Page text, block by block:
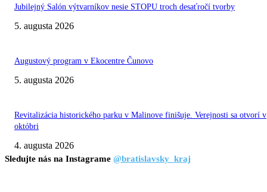
Jubilejný Salón výtvarníkov nesie STOPU troch desaťročí tvorby
5. augusta 2026
Augustový program v Ekocentre Čunovo
5. augusta 2026
Revitalizácia historického parku v Malinove finišuje. Verejnosti sa otvorí v
októbri
4. augusta 2026
Sledujte nás na Instagrame @bratislavsky_kraj